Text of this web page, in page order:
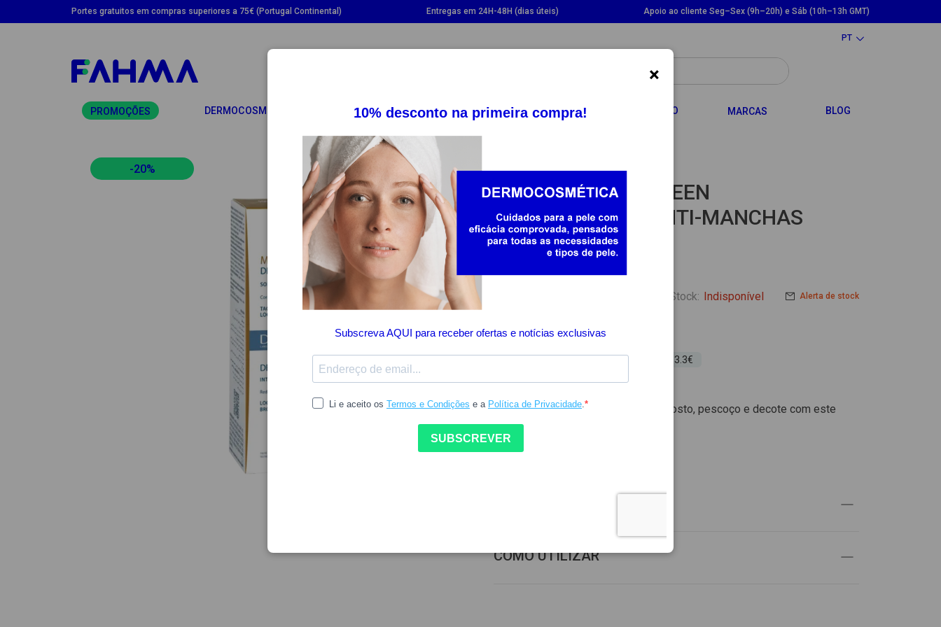
Portes gratuitos em compras superiores a 75€ (Portugal Continental) Entregas em 24H-48H (dias úteis) Apoio ao cliente Seg–Sex (9h–20h) e Sáb (10h–13h GMT)
PT
PROMOÇÕES DERMOCOSMÉTICA TOGGLE DROPDOWN
SUPLEMENTOSTOGGLE DROPDOWN
SAÚDETOGGLE DROPDOWN
BEBÉ E MAMÃ TOGGLE DROPDOWN
CABELOTOGGLE DROPDOWN
MARCAS BLOG
-20%
DUCRAY MELASCREEN
CONCENTRADO ANTI-MANCHAS
30ML
40.66
Stock: Indisponível Alerta de stock
Preço mais baixo dos últimos 30 dias: 33.3€
Inclui IVA à taxa legal em vigor.
Elimine as manchas localizadas do rosto, pescoço e decote com este
tratamento anti-manchas.
COMO UTILIZAR
×